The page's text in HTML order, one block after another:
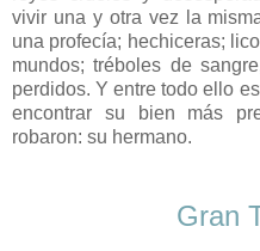
vivir una y otra vez la
una profecía; hechiceras;
mundos; tréboles de
perdidos. Y entre todo ello
encontrar su bien más
robaron: su hermano.
Gran